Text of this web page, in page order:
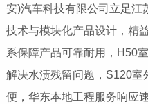
安)汽车科技有限公司立足江
技术与模块化产品设计，精
系保障产品可靠耐用，H50
解决水渍残留问题，S120室
便，华东本地工程服务响应